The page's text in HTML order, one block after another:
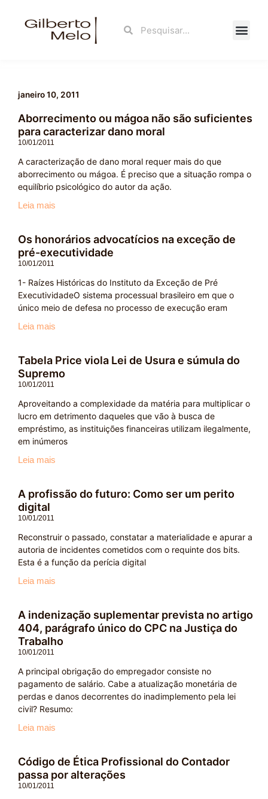
Search
janeiro 10, 2011
Aborrecimento ou mágoa não são suficientes
para caracterizar dano moral
10/01/2011
A caracterização de dano moral requer mais do que
aborrecimento ou mágoa. É preciso que a situação rompa o
equilíbrio psicológico do autor da ação.
Leia mais
Os honorários advocatícios na exceção de
pré-executividade
10/01/2011
1- Raízes Históricas do Instituto da Exceção de Pré
ExecutividadeO sistema processual brasileiro em que o
único meio de defesa no processo de execução eram
Leia mais
Tabela Price viola Lei de Usura e súmula do
Supremo
10/01/2011
Aproveitando a complexidade da matéria para multiplicar o
lucro em detrimento daqueles que vão à busca de
empréstimo, as instituições financeiras utilizam ilegalmente,
em inúmeros
Leia mais
A profissão do futuro: Como ser um perito
digital
10/01/2011
Reconstruir o passado, constatar a materialidade e apurar a
autoria de incidentes cometidos com o requinte dos bits.
Esta é a função da perícia digital
Leia mais
A indenização suplementar prevista no artigo
404, parágrafo único do CPC na Justiça do
Trabalho
10/01/2011
A principal obrigação do empregador consiste no
pagamento de salário. Cabe a atualização monetária de
perdas e danos decorrentes do inadimplemento pela lei
civil? Resumo:
Leia mais
Código de Ética Profissional do Contador
passa por alterações
10/01/2011